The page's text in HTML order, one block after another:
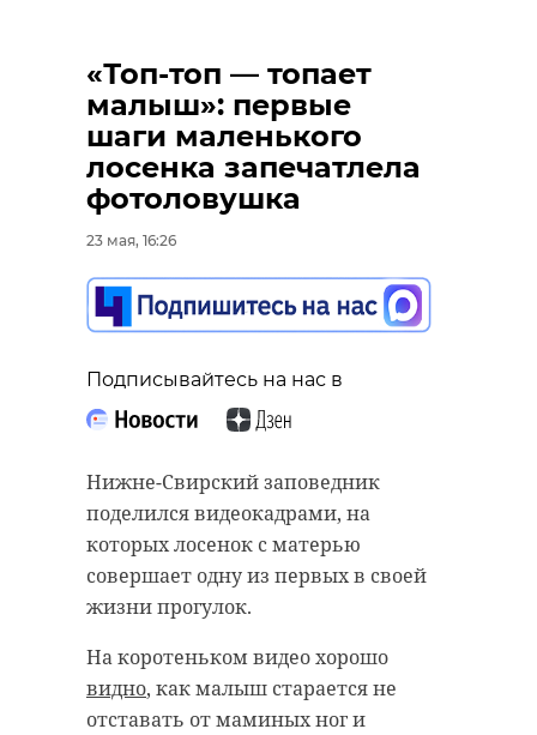
«Топ-топ — топает
малыш»: первые
шаги маленького
лосенка запечатлела
фотоловушка
23 мая, 16:26
Подписывайтесь на нас в
Нижне-Свирский заповедник
поделился видеокадрами, на
которых лосенок с матерью
совершает одну из первых в своей
жизни прогулок.
На коротеньком видео хорошо
видно, как малыш старается не
отставать от маминых ног и